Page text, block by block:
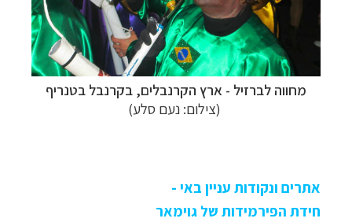
מחווה לברזיל - ארץ הקרנבלים, בקרנבל בטנריף
(צילום: נעם סלע)
אתרים ונקודות עניין באי -
חידת הפירמידות של גוימאר